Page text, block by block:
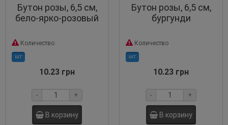
Бутон розы, 6,5 см,
бело-ярко-розовый
Количество
шт
10.23 грн
- +
В корзину
Бутон розы, 6,5 см,
бургунди
Количество
шт
10.23 грн
- +
В корзину